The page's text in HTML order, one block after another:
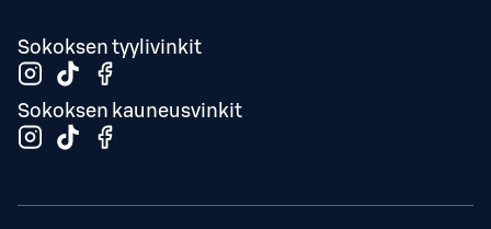
Sokoksen tyylivinkit
Sokoksen kauneusvinkit